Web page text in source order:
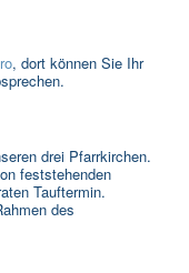
, dort können Sie Ihr
drei Pfarrkirchen.
feststehenden
Tauftermin.
des